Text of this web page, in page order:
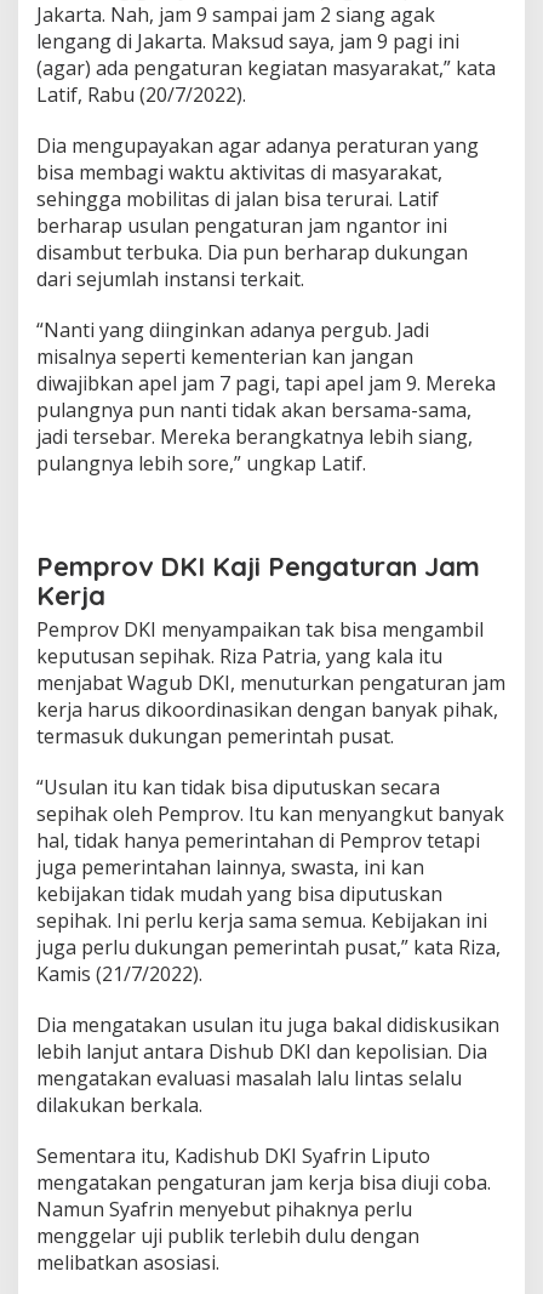
Jakarta. Nah, jam 9 sampai jam 2 siang agak
lengang di Jakarta. Maksud saya, jam 9 pagi ini
(agar) ada pengaturan kegiatan masyarakat,” kata
Latif, Rabu (20/7/2022).
Dia mengupayakan agar adanya peraturan yang
bisa membagi waktu aktivitas di masyarakat,
sehingga mobilitas di jalan bisa terurai. Latif
berharap usulan pengaturan jam ngantor ini
disambut terbuka. Dia pun berharap dukungan
dari sejumlah instansi terkait.
“Nanti yang diinginkan adanya pergub. Jadi
misalnya seperti kementerian kan jangan
diwajibkan apel jam 7 pagi, tapi apel jam 9. Mereka
pulangnya pun nanti tidak akan bersama-sama,
jadi tersebar. Mereka berangkatnya lebih siang,
pulangnya lebih sore,” ungkap Latif.
Pemprov DKI Kaji Pengaturan Jam
Kerja
Pemprov DKI menyampaikan tak bisa mengambil
keputusan sepihak. Riza Patria, yang kala itu
menjabat Wagub DKI, menuturkan pengaturan jam
kerja harus dikoordinasikan dengan banyak pihak,
termasuk dukungan pemerintah pusat.
“Usulan itu kan tidak bisa diputuskan secara
sepihak oleh Pemprov. Itu kan menyangkut banyak
hal, tidak hanya pemerintahan di Pemprov tetapi
juga pemerintahan lainnya, swasta, ini kan
kebijakan tidak mudah yang bisa diputuskan
sepihak. Ini perlu kerja sama semua. Kebijakan ini
juga perlu dukungan pemerintah pusat,” kata Riza,
Kamis (21/7/2022).
Dia mengatakan usulan itu juga bakal didiskusikan
lebih lanjut antara Dishub DKI dan kepolisian. Dia
mengatakan evaluasi masalah lalu lintas selalu
dilakukan berkala.
Sementara itu, Kadishub DKI Syafrin Liputo
mengatakan pengaturan jam kerja bisa diuji coba.
Namun Syafrin menyebut pihaknya perlu
menggelar uji publik terlebih dulu dengan
melibatkan asosiasi.